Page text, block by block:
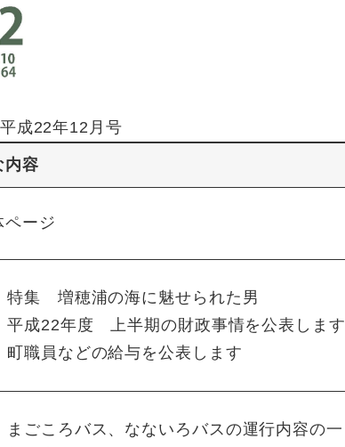
成22年12月号
内容
ページ
特集 増穂浦の海に魅せられた男
平成22年度 上半期の財政事情を公表します
町職員などの給与を公表します
まごころバス、なないろバスの運行内容の一